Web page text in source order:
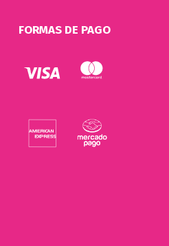
FORMAS DE PAGO